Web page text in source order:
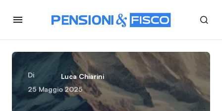
Di
Luca Chiarini
25 Maggio 2025